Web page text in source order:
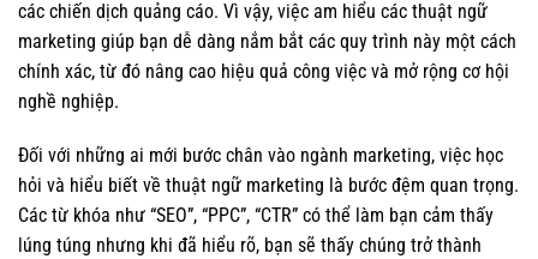
các chiến dịch quảng cáo. Vì vậy, việc am hiểu các thuật ngữ
marketing giúp bạn dễ dàng nắm bắt các quy trình này một cách
chính xác, từ đó nâng cao hiệu quả công việc và mở rộng cơ hội
nghề nghiệp.
Đối với những ai mới bước chân vào ngành marketing, việc học
hỏi và hiểu biết về thuật ngữ marketing là bước đệm quan trọng.
Các từ khóa như “SEO”, “PPC”, “CTR” có thể làm bạn cảm thấy
lúng túng nhưng khi đã hiểu rõ, bạn sẽ thấy chúng trở thành